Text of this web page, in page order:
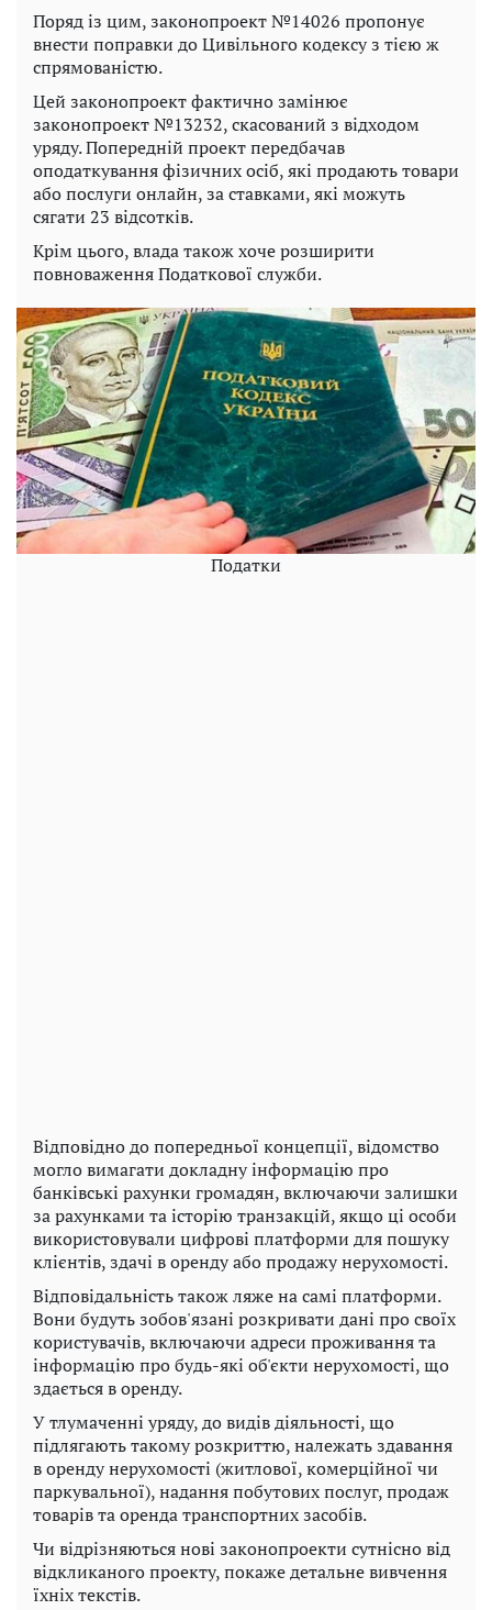
Поряд із цим, законопроект №14026 пропонує
внести поправки до Цивільного кодексу з тією ж
спрямованістю.
Цей законопроект фактично замінює
законопроект №13232, скасований з відходом
уряду. Попередній проект передбачав
оподаткування фізичних осіб, які продають товари
або послуги онлайн, за ставками, які можуть
сягати 23 відсотків.
Крім цього, влада також хоче розширити
повноваження Податкової служби.
Податки
Відповідно до попередньої концепції, відомство
могло вимагати докладну інформацію про
банківські рахунки громадян, включаючи залишки
за рахунками та історію транзакцій, якщо ці особи
використовували цифрові платформи для пошуку
клієнтів, здачі в оренду або продажу нерухомості.
Відповідальність також ляже на самі платформи.
Вони будуть зобов'язані розкривати дані про своїх
користувачів, включаючи адреси проживання та
інформацію про будь-які об'єкти нерухомості, що
здається в оренду.
У тлумаченні уряду, до видів діяльності, що
підлягають такому розкриттю, належать здавання
в оренду нерухомості (житлової, комерційної чи
паркувальної), надання побутових послуг, продаж
товарів та оренда транспортних засобів.
Чи відрізняються нові законопроекти сутнісно від
відкликаного проекту, покаже детальне вивчення
їхніх текстів.